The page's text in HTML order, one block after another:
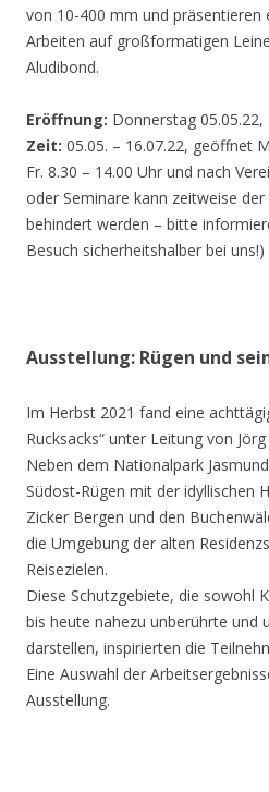
von 10-400 mm und präsentieren
Arbeiten auf großformatigen
Aludibond.
Eröffnung: Donnerstag 05.05.22,
Zeit: 05.05. – 16.07.22, geöffnet
Fr. 8.30 – 14.00 Uhr und nach
oder Seminare kann zeitweise
behindert werden – bitte
Besuch sicherheitshalber bei uns!)
Ausstellung: Rügen und
Im Herbst 2021 fand eine
Rucksacks“ unter Leitung von
Neben dem Nationalpark
Südost-Rügen mit der idyllischen
Zicker Bergen und den
die Umgebung der alten
Reisezielen.
Diese Schutzgebiete, die sowohl
bis heute nahezu unberührte und
darstellen, inspirierten die
Eine Auswahl der
Ausstellung.